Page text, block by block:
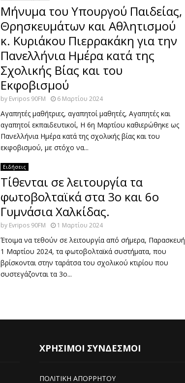
Μήνυμα του Υπουργού Παιδείας,
Θρησκευμάτων και Αθλητισμού
κ. Κυριάκου Πιερρακάκη για την
Πανελλήνια Ημέρα κατά της
Σχολικής Βίας και του
Εκφοβισμού
by Evripos 90FM 6 Μαρτίου 2024
Αγαπητές μαθήτριες, αγαπητοί μαθητές, Αγαπητές και
αγαπητοί εκπαιδευτικοί, Η 6η Μαρτίου καθιερώθηκε ως
Πανελλήνια Ημέρα κατά της σχολικής βίας και του
εκφοβισμού, με στόχο να...
Ειδήσεις
Τίθενται σε λειτουργία τα
φωτοβολταϊκά στα 3ο και 6ο
Γυμνάσια Χαλκίδας.
by Evripos 90FM 1 Μαρτίου 2024
Έτοιμα να τεθούν σε λειτουργία από σήμερα, Παρασκευή
1 Μαρτίου 2024, τα φωτοβολταϊκά συστήματα, που
βρίσκονται στην ταράτσα του σχολικού κτιρίου που
συστεγάζονται τα 3ο...
ΧΡΗΣΙΜΟΙ ΣΥΝΔΕΣΜΟΙ
ΠΟΛΙΤΙΚΗ ΑΠΟΡΡΗΤΟΥ